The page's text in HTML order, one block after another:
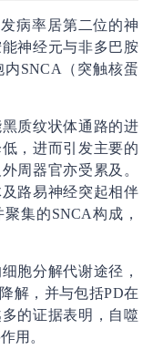
发病率居第二位的神
神经元与非多巴胺
SNCA（突触核蛋
质纹状体通路的进
，进而引发主要的
周器官亦受累及。
路易神经突起相伴
集的SNCA构成，
胞分解代谢途径，
解，并与包括PD在
的证据表明，自噬
用。